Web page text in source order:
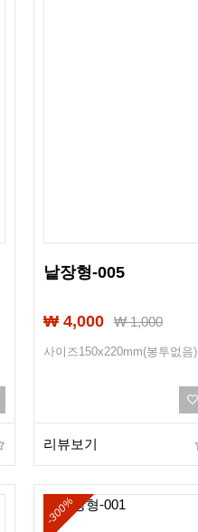
낱장형-005
₩ 4,000 ₩1,000
사이즈150x220mm(봉투없음)
리뷰보기
-300%